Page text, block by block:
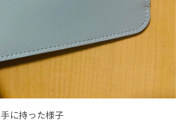
手に持った様子